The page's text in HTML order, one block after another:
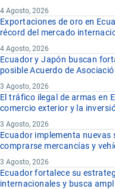
4 Agosto, 2026
Exportaciones de oro en
récord del mercado
4 Agosto, 2026
Ecuador y Japón buscan
posible Acuerdo de
3 Agosto, 2026
El tráfico ilegal de armas en
comercio exterior y la
3 Agosto, 2026
Ecuador implementa
comprarse mercancías y
3 Agosto, 2026
Ecuador fortalece su
internacionales y busca